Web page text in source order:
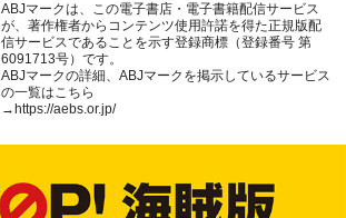
ABJマークは、この電子書店・電子書籍配信サービス
が、著作権者からコンテンツ使用許諾を得た正規版配
信サービスであることを示す登録商標（登録番号 第
6091713号）です。
ABJマークの詳細、ABJマークを掲示しているサービス
の一覧はこちら
→ https://aebs.or.jp/